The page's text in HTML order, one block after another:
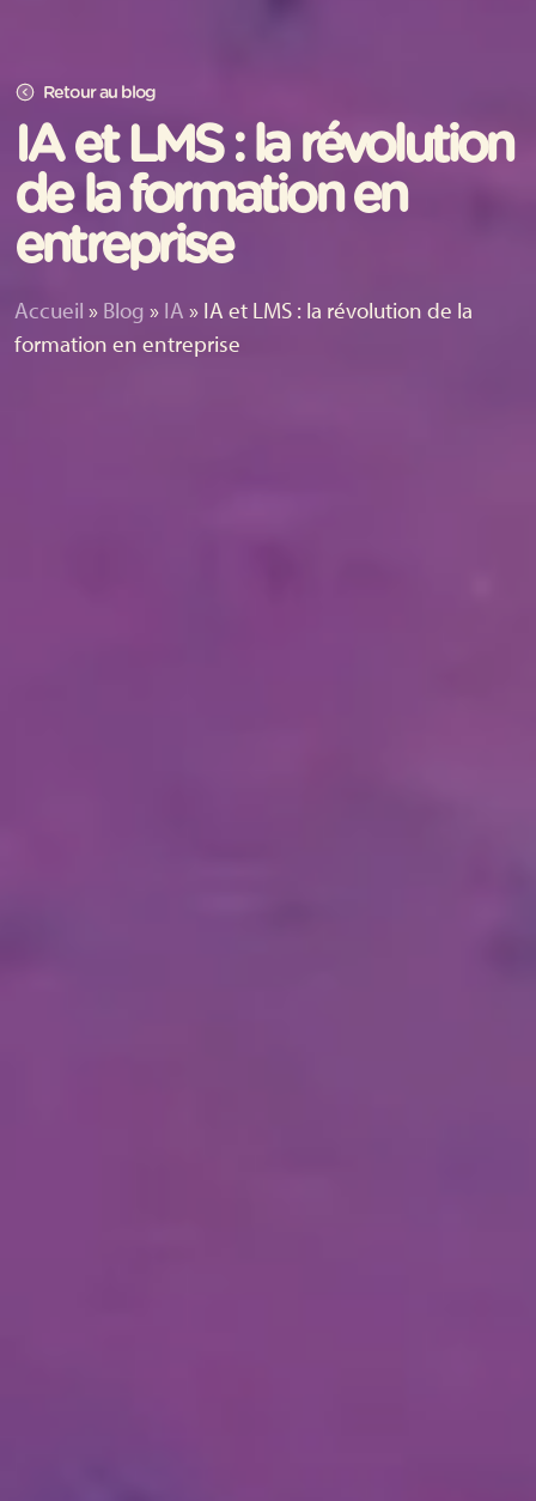
Retour au blog
IA et LMS : la révolution
de la formation en
entreprise
Accueil » Blog » IA » IA et LMS : la révolution de la
formation en entreprise